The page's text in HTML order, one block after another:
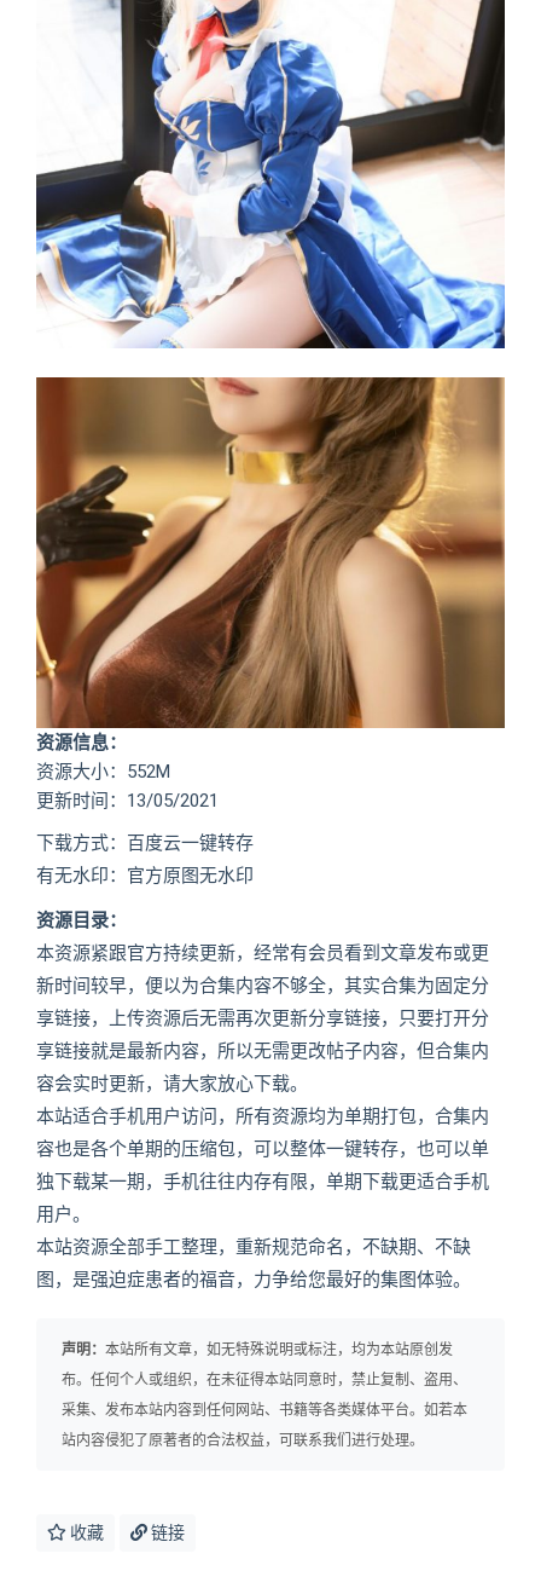
资源信息：
资源大小：552M
更新时间：13/05/2021
下载方式：百度云一键转存
有无水印：官方原图无水印
资源目录：
本资源紧跟官方持续更新，经常有会员看到文章发布或更
新时间较早，便以为合集内容不够全，其实合集为固定分
享链接，上传资源后无需再次更新分享链接，只要打开分
享链接就是最新内容，所以无需更改帖子内容，但合集内
容会实时更新，请大家放心下载。
本站适合手机用户访问，所有资源均为单期打包，合集内
容也是各个单期的压缩包，可以整体一键转存，也可以单
独下载某一期，手机往往内存有限，单期下载更适合手机
用户。
本站资源全部手工整理，重新规范命名，不缺期、不缺
图，是强迫症患者的福音，力争给您最好的集图体验。
声明： 本站所有文章，如无特殊说明或标注，均为本站原创发
布。任何个人或组织，在未征得本站同意时，禁止复制、盗用、
采集、发布本站内容到任何网站、书籍等各类媒体平台。如若本
站内容侵犯了原著者的合法权益，可联系我们进行处理。
收藏 链接